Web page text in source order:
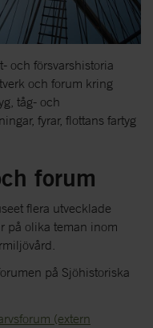
och försvarshistoria
och forum kring
tåg- och
fyrar, flottans fartyg
forum
flera utvecklade
på olika teman inom
på Sjöhistoriska
(extern